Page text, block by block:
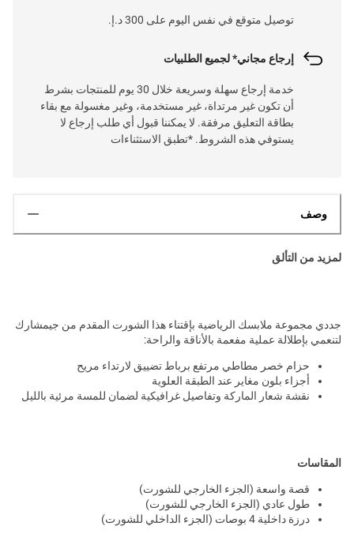
توصيل متوقع في نفس اليوم على 300 د.إ.
إرجاع مجاني* لجميع الطلبيات
خدمة إرجاع سهلة وسريعة خلال 30 يوم للمنتجات بشرط
أن تكون غير مرتداة، غير مستخدمة، وغير مغسولة مع بقاء
بطاقة التعليق مرفقة. لا يمكننا قبول أي طلب إرجاع لا
يستوفي هذه الشروط. *تطبق الاستثناءات
وصف
لمزيد من التألق
جددي مجموعة ملابسك الرياضية بإقتناء هذا الشورت المقدم من جيمشارك
لتنعمي بإطلالة عملية مفعمة بالأناقة والراحة:
حزام خصر مطاطي مرتفع برباط تضييق لارتداء مريح
أجزاء بلون مغاير عند الطبقة العلوية
نقشة شعار الماركة وتفاصيل غرافيكية لضمان للمسة مرئية بالليل
المقاسات
قصة واسعة (الجزء الخارجي للشورت)
طول عادي (الجزء الخارجي للشورت)
درزة داخلية 4 بوصات (الجزء الداخلي للشورت)